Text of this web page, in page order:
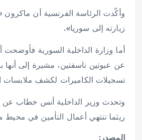
وأكّدت الرئاسة الفرنسية أن ماكرون
زيارته إلى سوريا».
أما وزارة الداخلية السورية فأوضحت
عن عبوتين ناسفتين، مشيرة إلى أنها
تسجيلات الكاميرات لكشف ملابسات
وتحدث وزير الداخلية أنس خطاب
ريثما تنتهي أعمال التأمين في محيط
المصدر: